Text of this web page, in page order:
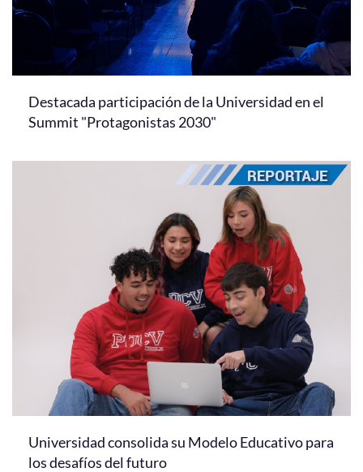
Destacada participación de la Universidad en el
Summit "Protagonistas 2030"
Universidad consolida su Modelo Educativo para
los desafíos del futuro